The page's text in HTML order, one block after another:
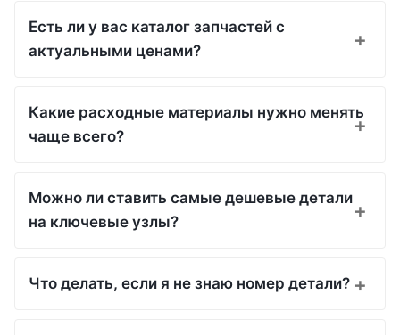
Есть ли у вас каталог запчастей с
актуальными ценами?
Какие расходные материалы нужно менять
чаще всего?
Можно ли ставить самые дешевые детали
на ключевые узлы?
Что делать, если я не знаю номер детали?